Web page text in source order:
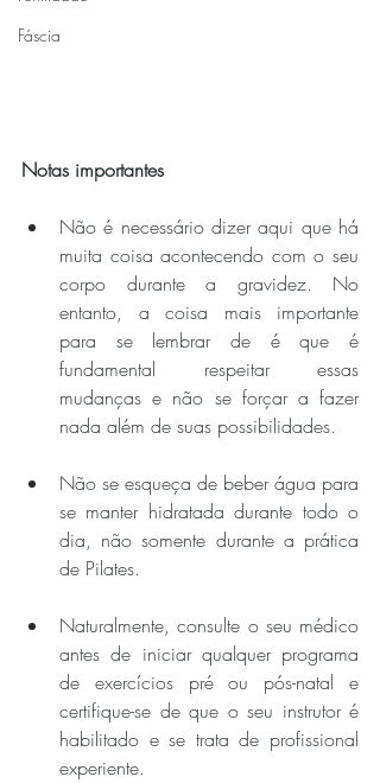
Fáscia
Notas importantes
Não é necessário dizer aqui que há
muita coisa acontecendo com o seu
corpo durante a gravidez. No
entanto, a coisa mais importante
para se lembrar de é que é
fundamental respeitar essas
mudanças e não se forçar a fazer
nada além de suas possibilidades.
Não se esqueça de beber água para
se manter hidratada durante todo o
dia, não somente durante a prática
de Pilates.
Naturalmente, consulte o seu médico
antes de iniciar qualquer programa
de exercícios pré ou pós-natal e
certifique-se de que o seu instrutor é
habilitado e se trata de profissional
experiente.